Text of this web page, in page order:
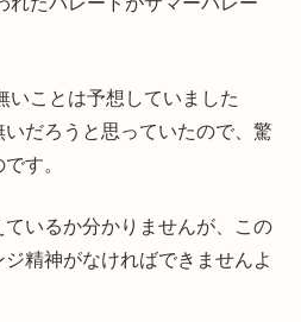
いことは予想していました
だろうと思っていたので、驚
す。
いるか分かりませんが、この
精神がなければできませんよ